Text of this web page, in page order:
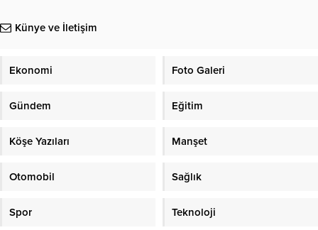
Künye ve İletişim
Ekonomi Foto Galeri
Gündem Eğitim
Köşe Yazıları Manşet
Otomobil Sağlık
Spor Teknoloji